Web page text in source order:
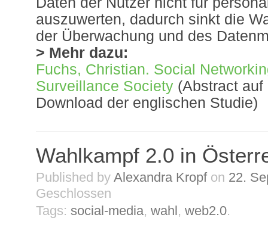
auszuwerten, dadurch sinkt die
der Überwachung und des
> Mehr dazu:
Fuchs, Christian. Social
Surveillance Society (Abstract
Download der englischen Studie)
Wahlkampf 2.0 in
Published by Alexandra Kropf on 22.
Geschlossen
Tags: social-media, wahl , web2.0.